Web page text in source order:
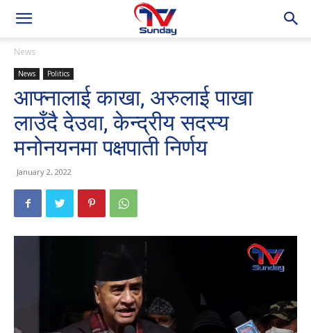
News
News Politics
आफ्नालाई काखा, अरुलाई पाखा
लाउँदै देउवा, केन्द्रीय सदस्य
मनोनयनमा पक्षपाती निर्णय
January 2, 2022